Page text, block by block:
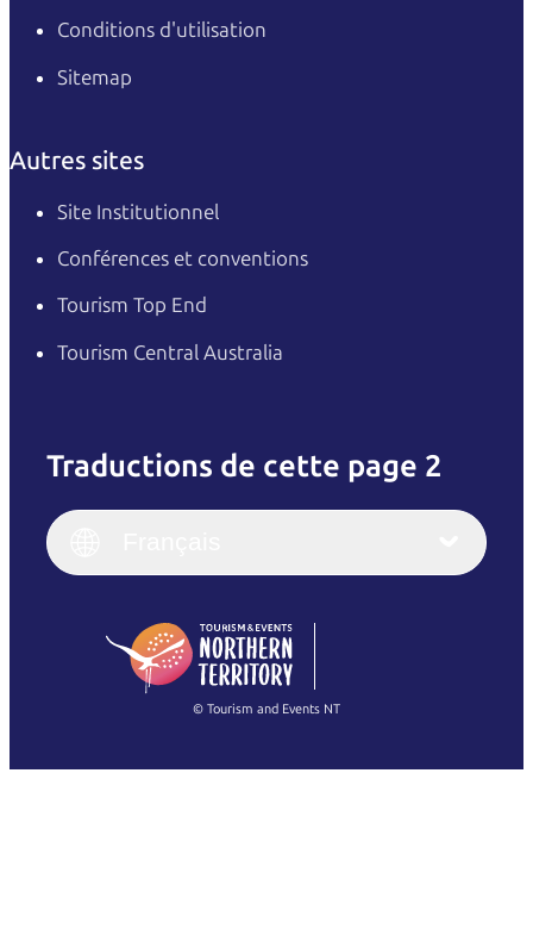
Conditions d'utilisation
Sitemap
Autres sites
Site Institutionnel
Conférences et conventions
Tourism Top End
Tourism Central Australia
Traductions de cette page 2
English
(Singapore)
Français
Italiano
繁體中文
© Tourism and Events NT